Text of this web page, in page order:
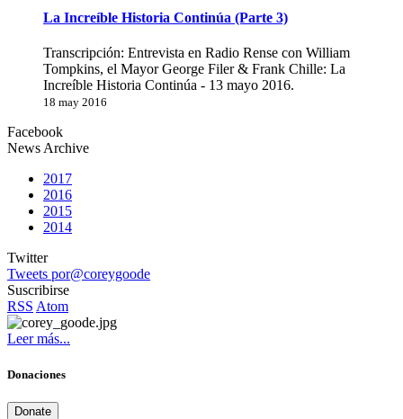
La Increíble Historia Continúa (Parte 3)
Transcripción: Entrevista en Radio Rense con William
Tompkins, el Mayor George Filer & Frank Chille: La
Increíble Historia Continúa - 13 mayo 2016.
18 may 2016
Facebook
News Archive
2017
2016
2015
2014
Twitter
Tweets por@coreygoode
Suscribirse
RSS Atom
Leer más...
Donaciones
Donate